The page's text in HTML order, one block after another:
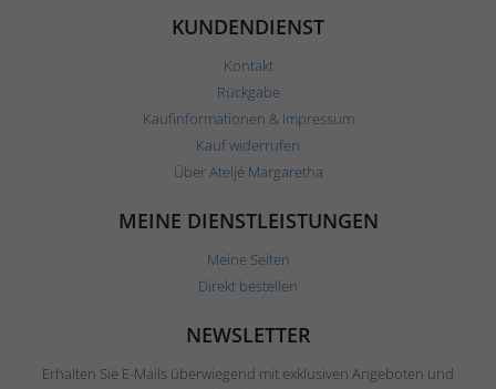
KUNDENDIENST
Kontakt
Rückgabe
Kaufinformationen & Impressum
Kauf widerrufen
Über Ateljé Margaretha
MEINE DIENSTLEISTUNGEN
Meine Seiten
Direkt bestellen
NEWSLETTER
Erhalten Sie E-Mails überwiegend mit exklusiven Angeboten und